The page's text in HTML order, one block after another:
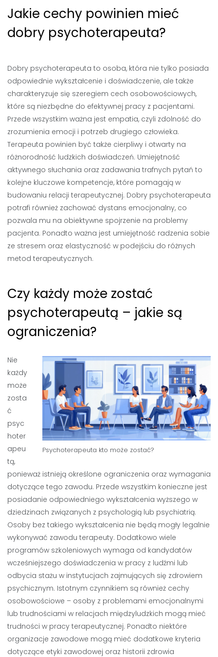
Jakie cechy powinien mieć
dobry psychoterapeuta?
Dobry psychoterapeuta to osoba, która nie tylko posiada
odpowiednie wykształcenie i doświadczenie, ale także
charakteryzuje się szeregiem cech osobowościowych,
które są niezbędne do efektywnej pracy z pacjentami.
Przede wszystkim ważna jest empatia, czyli zdolność do
zrozumienia emocji i potrzeb drugiego człowieka.
Terapeuta powinien być także cierpliwy i otwarty na
różnorodność ludzkich doświadczeń. Umiejętność
aktywnego słuchania oraz zadawania trafnych pytań to
kolejne kluczowe kompetencje, które pomagają w
budowaniu relacji terapeutycznej. Dobry psychoterapeuta
potrafi również zachować dystans emocjonalny, co
pozwala mu na obiektywne spojrzenie na problemy
pacjenta. Ponadto ważna jest umiejętność radzenia sobie
ze stresem oraz elastyczność w podejściu do różnych
metod terapeutycznych.
Czy każdy może zostać
psychoterapeutą – jakie są
ograniczenia?
Psychoterapeuta kto może zostać?
Nie
każdy
może
zosta
ć
psyc
hoter
apeu
tą,
ponieważ istnieją określone ograniczenia oraz wymagania
dotyczące tego zawodu. Przede wszystkim konieczne jest
posiadanie odpowiedniego wykształcenia wyższego w
dziedzinach związanych z psychologią lub psychiatrią.
Osoby bez takiego wykształcenia nie będą mogły legalnie
wykonywać zawodu terapeuty. Dodatkowo wiele
programów szkoleniowych wymaga od kandydatów
wcześniejszego doświadczenia w pracy z ludźmi lub
odbycia stażu w instytucjach zajmujących się zdrowiem
psychicznym. Istotnym czynnikiem są również cechy
osobowościowe – osoby z problemami emocjonalnymi
lub trudnościami w relacjach międzyludzkich mogą mieć
trudności w pracy terapeutycznej. Ponadto niektóre
organizacje zawodowe mogą mieć dodatkowe kryteria
dotyczące etyki zawodowej oraz historii zdrowia